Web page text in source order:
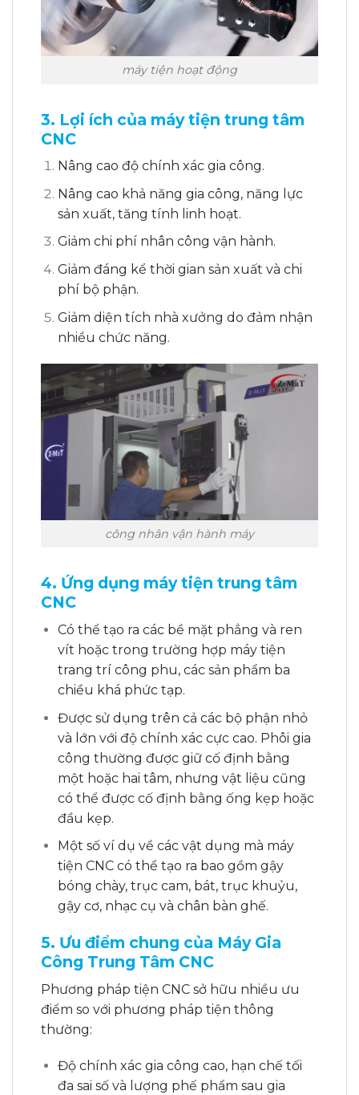
máy tiện hoạt động
3. Lợi ích của máy tiện trung tâm
CNC
Nâng cao độ chính xác gia công.
Nâng cao khả năng gia công, năng lực
sản xuất, tăng tính linh hoạt.
Giảm chi phí nhân công vận hành.
Giảm đáng kể thời gian sản xuất và chi
phí bộ phận.
Giảm diện tích nhà xưởng do đảm nhận
nhiều chức năng.
công nhân vận hành máy
4. Ứng dụng máy tiện trung tâm
CNC
Có thể tạo ra các bề mặt phẳng và ren
vít hoặc trong trường hợp máy tiện
trang trí công phu, các sản phẩm ba
chiều khá phức tạp.
Được sử dụng trên cả các bộ phận nhỏ
và lớn với độ chính xác cực cao. Phôi gia
công thường được giữ cố định bằng
một hoặc hai tâm, nhưng vật liệu cũng
có thể được cố định bằng ống kẹp hoặc
đầu kẹp.
Một số ví dụ về các vật dụng mà máy
tiện CNC có thể tạo ra bao gồm gậy
bóng chày, trục cam, bát, trục khuỷu,
gậy cơ, nhạc cụ và chân bàn ghế.
5. Ưu điểm chung của Máy Gia
Công Trung Tâm CNC
Phương pháp tiện CNC sở hữu nhiều ưu
điểm so với phương pháp tiện thông
thường:
Độ chính xác gia công cao, hạn chế tối
đa sai số và lượng phế phẩm sau gia